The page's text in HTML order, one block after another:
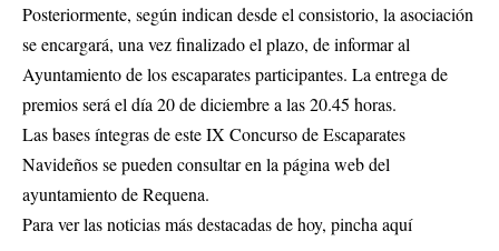
Posteriormente, según indican desde el consistorio, la asociación
se encargará, una vez finalizado el plazo, de informar al
Ayuntamiento de los escaparates participantes. La entrega de
premios será el día 20 de diciembre a las 20.45 horas.
Las bases íntegras de este IX Concurso de Escaparates
Navideños se pueden consultar en la página web del
ayuntamiento de Requena.
Para ver las noticias más destacadas de hoy, pincha aquí